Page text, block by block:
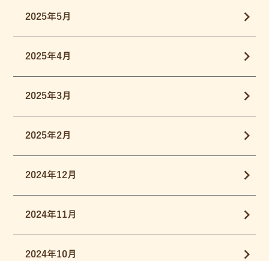
2025年5月
2025年4月
2025年3月
2025年2月
2024年12月
2024年11月
2024年10月